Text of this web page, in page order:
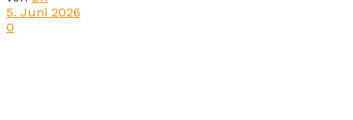
5. Juni 2026
0